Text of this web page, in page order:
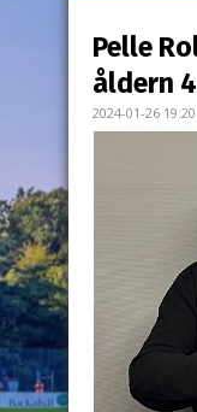
Pelle
åldern
2024-01-26 19:20